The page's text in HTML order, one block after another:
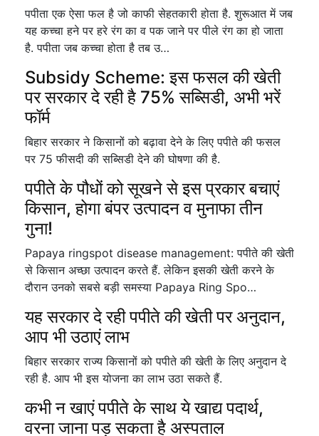
पपीता एक ऐसा फल है जो काफी सेहतकारी होता है. शुरूआत में जब
यह कच्चा हने पर हरे रंग का व पक जाने पर पीले रंग का हो जाता
है. पपीता जब कच्चा होता है तब उ…
Subsidy Scheme: इस फसल की खेती
पर सरकार दे रही है 75% सब्सिडी, अभी भरें
फॉर्म
बिहार सरकार ने किसानों को बढ़ावा देने के लिए पपीते की फसल
पर 75 फीसदी की सब्सिडी देने की घोषणा की है.
पपीते के पौधों को सूखने से इस प्रकार बचाएं
किसान, होगा बंपर उत्पादन व मुनाफा तीन
गुना!
Papaya ringspot disease management: पपीते की खेती
से किसान अच्छा उत्पादन करते हैं. लेकिन इसकी खेती करने के
दौरान उनको सबसे बड़ी समस्या Papaya Ring Spo…
यह सरकार दे रही पपीते की खेती पर अनुदान,
आप भी उठाएं लाभ
बिहार सरकार राज्य किसानों को पपीते की खेती के लिए अनुदान दे
रही है. आप भी इस योजना का लाभ उठा सकते हैं.
कभी न खाएं पपीते के साथ ये खाद्य पदार्थ,
वरना जाना पड़ सकता है अस्पताल